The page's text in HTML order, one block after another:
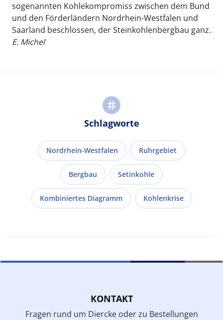
sogenannten Kohlekompromiss zwischen dem Bund
und den Förderländern Nordrhein-Westfalen und
Saarland beschlossen, der Steinkohlenbergbau ganz.
E. Michel
Schlagworte
Nordrhein-Westfalen Ruhrgebiet
Bergbau Setinkohle
Kombiniertes Diagramm Kohlenkrise
KONTAKT
Fragen rund um Diercke oder zu Bestellungen